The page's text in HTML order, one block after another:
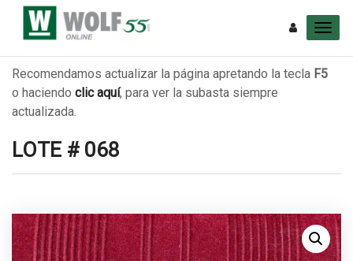
Recomendamos actualizar la página apretando la tecla F5
o haciendo clic aquí, para ver la subasta siempre
actualizada.
LOTE # 068